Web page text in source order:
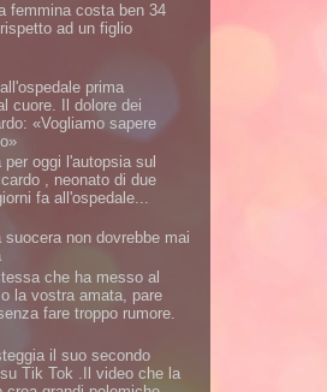
femmina costa ben 34
ad un figlio
prima
cuore. Il dolore dei
«Vogliamo sapere
oggi l'autopsia sul
, neonato di due
fa all'ospedale...
suocera non dovrebbe mai
che ha messo al
la vostra amata, pare
fare troppo rumore.
il suo secondo
Tik Tok .Il video che la